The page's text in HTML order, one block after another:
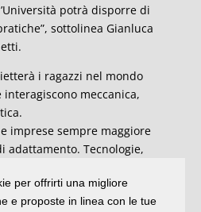
potrà disporre di
sottolinea Gianluca
i ragazzi nel mondo
interagiscono meccanica,
imprese sempre maggiore
adattamento. Tecnologie,
scuola non sempre riesce
esterni con la
per offrirti una migliore
e proposte in linea con le tue